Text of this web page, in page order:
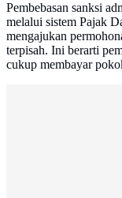
Pembebasan sanksi
melalui sistem Pajak
mengajukan
terpisah. Ini berarti
cukup membayar